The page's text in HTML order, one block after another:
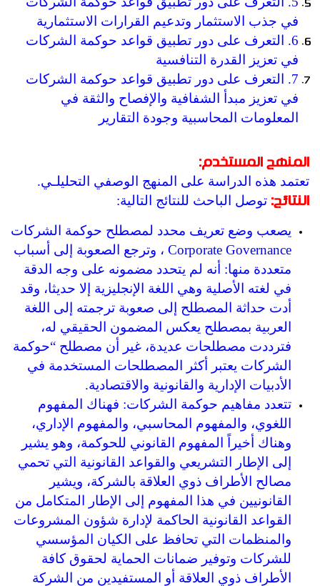
في جذب الاستثمار وتدعيم القرارات الاستثمارية
6. التعرف على دور تطبيق قواعد حوكمة الشركات
في تعزيز القدرة التنافسية
7. التعرف على دور تطبيق قواعد حوكمة الشركات
في تعزيز مبدأ الشفافية والإفصاح والثقة في
المعلومات المحاسبية وجودة التقارير
المنهج المستخدم:
تعتمد هذه الدراسة على المنهج الوصفي التحليلـي.
النتائج: توصل الباحث للنتائج التالية:
يصعب وضع تعريف محدد لمصطلح حوكمة الشركات
Corporate Governance ، وترجع الصعوبة إلى أسباب
متعددة منها: أنه لم يتحدد مضمونه على وجه الدقة
في لغته الأصلية وهي اللغة الإنجليزية إلا حديثا، وقد
أدت حداثة المصطلح إلى صعوبة ترجمته إلى اللغة
العربية بمصطلح يعكس المضمون الحقيقي له،
فترددت مصطلحات عديدة، غير أن مصطلح “حوكمة
الشركات يعتبر أكثر المصطلحات المستخدمة في
الأدبيات الإدارية والقانونية والاقتصادية.
تتعدد مفاهيم حوكمة الشركات: فهناك المفهوم
اللغوي، والمفهوم المحاسبي، والمفهوم الإداري،
وهناك أخيراً المفهوم القانوني للحوكمة، وهو يشير
إلى الإطار التشريعي والقواعد القانونية التي تحمي
مصالح الأطراف ذوي العلاقة بالشركة، ويشير
القانونيين في هذا المفهوم إلى الإطار المتكامل من
القواعد القانونية الحاكمة لإدارة شؤون المشروعات
والمنظمات التي تحافظ على الكيان المؤسسي
للشركات وتوفير ضمانات الحماية لحقوق كافة
الأطراف ذوي العلاقة أو المستفيدين من الشركة